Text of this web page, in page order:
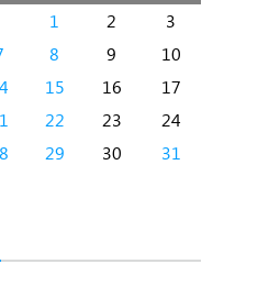
1 2
3
8 9
10
15 16
17
22 23
24
29 30 31